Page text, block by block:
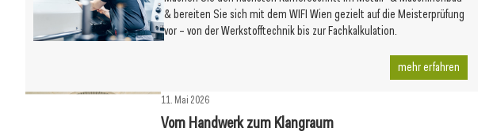
& bereiten Sie sich mit dem WIFI Wien gezielt auf die Meisterprüfung
vor – von der Werkstofftechnik bis zur Fachkalkulation.
mehr erfahren
11. Mai 2026
Vom Handwerk zum Klangraum